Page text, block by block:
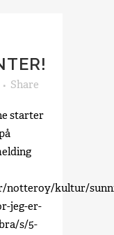
Share
starter
notteroy/kultur/
jeg-er-
s/5-